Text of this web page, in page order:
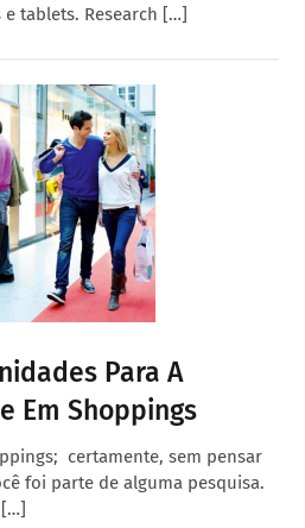
tablets. Research […]
Para A
Em Shoppings
certamente, sem pensar
foi parte de alguma pesquisa.